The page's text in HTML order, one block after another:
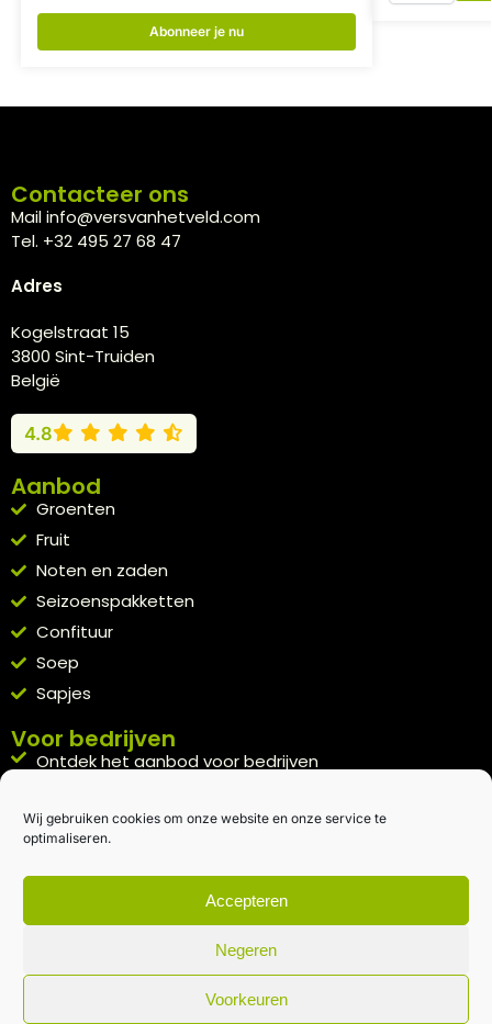
Wij gebruiken cookies om onze website en onze service te
optimaliseren.
Accepteren
Negeren
Voorkeuren
Abonneer je nu
Contacteer ons
Mail info@versvanhetveld.com
Tel. +32 495 27 68 47
Adres
Kogelstraat 15
3800 Sint-Truiden
België
4.8
Aanbod
Groenten
Fruit
Noten en zaden
Seizoenspakketten
Confituur
Soep
Sapjes
Voor bedrijven
Ontdek het aanbod voor bedrijven
Kennismakingspakket aanvragen
Blijft op de hoogte
Rechtstreeks van het veld naar je inbox.
Inschrijven nieuwsbrief